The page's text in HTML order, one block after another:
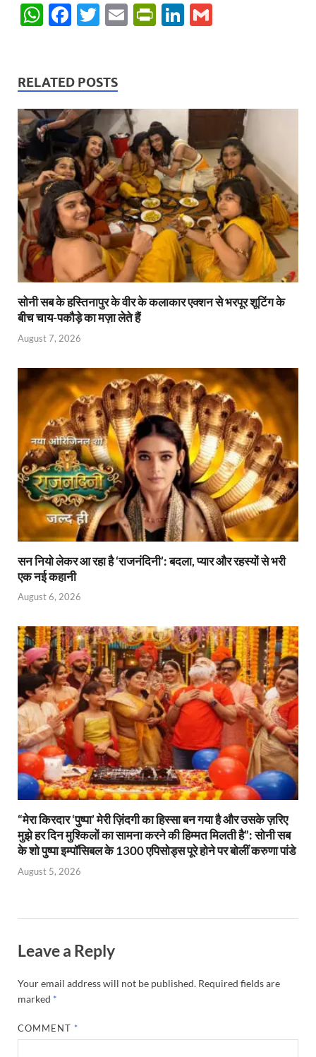
W
s
A
p
p
F
b
o
o
k
T
er
E
P
ie
n
dl
y
Li
dI
n
RELATED POSTS
सोनी सब के हस्तिनापुर के वीर के कलाकार एक्शन से भरपूर शूटिंग के
बीच चाय-पकौड़े का मज़ा लेते हैं
August 7, 2026
सन नियो लेकर आ रहा है ‘राजनंदिनी’: बदला, प्यार और रहस्यों से भरी
एक नई कहानी
August 6, 2026
“मेरा किरदार ‘पुष्पा’ मेरी ज़िंदगी का हिस्सा बन गया है और उसके ज़रिए
मुझे हर दिन मुश्किलों का सामना करने की हिम्मत मिलती है”: सोनी सब
के शो पुष्पा इम्पॉसिबल के 1300 एपिसोड्स पूरे होने पर बोलीं करुणा पांडे
August 5, 2026
Leave a Reply
Your email address will not be published. Required fields are
marked *
COMMENT *